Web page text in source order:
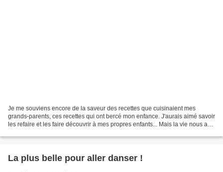
Je me souviens encore de la saveur des recettes que cuisinaient mes
grands-parents, ces recettes qui ont bercé mon enfance. J'aurais aimé savoir
les refaire et les faire découvrir à mes propres enfants... Mais la vie nous a
La plus belle pour aller danser !